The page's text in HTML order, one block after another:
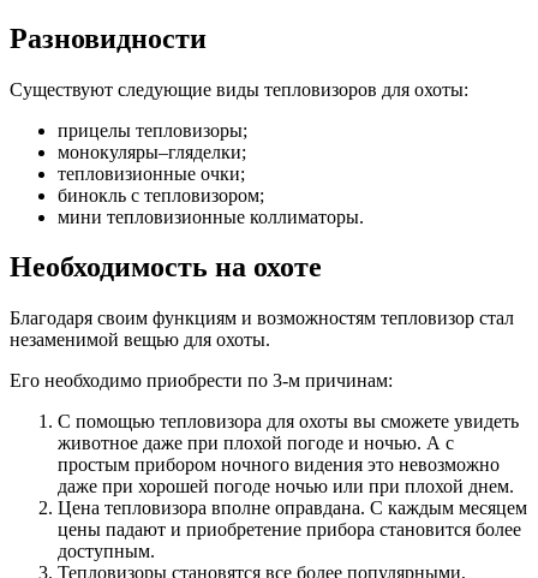
Разновидности
Существуют следующие виды тепловизоров для охоты:
прицелы тепловизоры;
монокуляры–гляделки;
тепловизионные очки;
бинокль с тепловизором;
мини тепловизионные коллиматоры.
Необходимость на охоте
Благодаря своим функциям и возможностям тепловизор стал
незаменимой вещью для охоты.
Его необходимо приобрести по 3-м причинам:
С помощью тепловизора для охоты вы сможете увидеть
животное даже при плохой погоде и ночью. А с
простым прибором ночного видения это невозможно
даже при хорошей погоде ночью или при плохой днем.
Цена тепловизора вполне оправдана. С каждым месяцем
цены падают и приобретение прибора становится более
доступным.
Тепловизоры становятся все более популярными,